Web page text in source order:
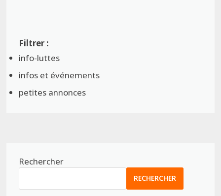
info-luttes
infos et événements
petites annonces
Rechercher
RECHERCHER